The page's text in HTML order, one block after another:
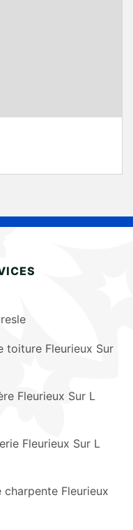
toiture Fleurieux Sur
Fleurieux Sur L
Fleurieux Sur L
Fleurieux